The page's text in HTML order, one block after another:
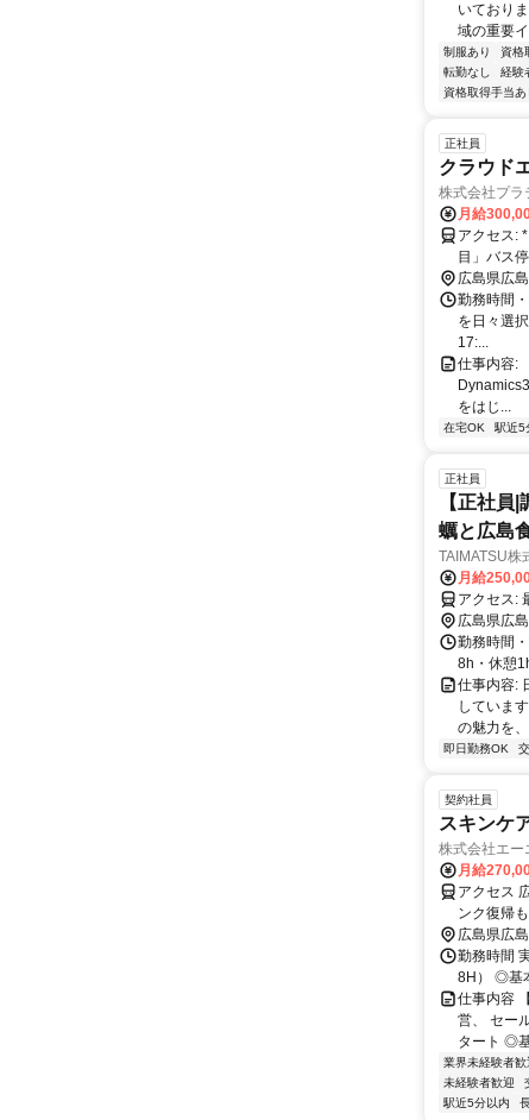
いており
域の重要
制服あり 資格
転勤なし
経験
資格取得手当あ
正社員
クラウド
株式会社プラ
月給
アクセス: * 広島電鉄「市役所前」電停から徒歩3分 * 広電バス3号線「大手町4丁
目」バス
広島県広
勤務時間
を日々選
17:...
仕事内容:
をはじ...
在宅OK 駅近5
正社員
【正社員
蠣と広島
TAIMATSU株
月給
広島県広
勤務時間
8h・休憩
仕事内容:
していま
の魅力を
即日勤務OK
契約社員
スキンケ
株式会社エー
月給
アクセス
ンク復帰
広島県広
勤務時間
8H） ◎基
仕事内容
営、 セー
タート ◎
業界未経験者歓
未経験者歓迎
駅近5分以内